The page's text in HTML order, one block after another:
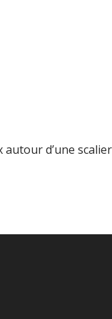
d’une scalier